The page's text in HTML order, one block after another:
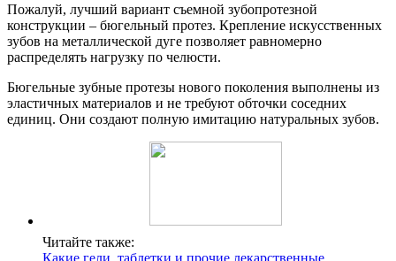
Пожалуй, лучший вариант съемной зубопротезной
конструкции – бюгельный протез. Крепление искусственных
зубов на металлической дуге позволяет равномерно
распределять нагрузку по челюсти.
Бюгельные зубные протезы нового поколения выполнены из
эластичных материалов и не требуют обточки соседних
единиц. Они создают полную имитацию натуральных зубов.
Читайте также:
Какие гели, таблетки и прочие лекарственные